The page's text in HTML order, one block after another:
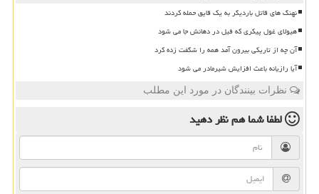
نهنگ های قاتل باردیگر به یک قایق حمله کردند
هیولای غول پیکری که فیل در دهانش جا می شود
آن چه از تاریکی بیرون آمد همه را شگفت زده کرد
آیا رازیانه باعث افزایش شیرمادر می شود
نظرات بینندگان در مورد این مطلب
لطفا شما همنظر دهید